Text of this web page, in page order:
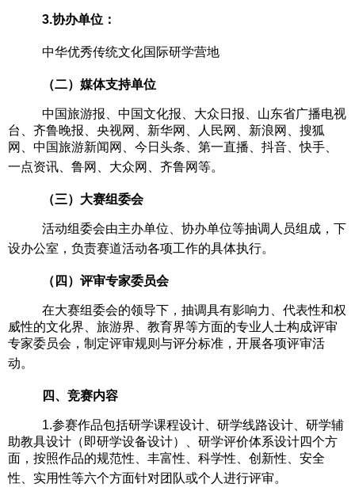
3.协办单位：
中华优秀传统文化国际研学营地
（二） 媒体支持单位
中国旅游报、中国文化报、大众日报、山东省广播电视
台、齐鲁晚报、央视网、新华网、人民网、新浪网、搜狐
网、中国旅游新闻网、今日头条、第一直播、抖音、快手、
一点资讯、鲁网、大众网、齐鲁网等。
（三）大赛组委会
活动组委会由主办单位、协办单位等抽调人员组成，下
设办公室，负责赛道活动各项工作的具体执行。
（ 四 ）评审专家委员会
在大赛组委会的领导下，抽调具有影响力、代表性和权
威性的文化界、 旅游界、 教育界等方面的专业人士构成评审
专家委员会，制定评审规则与评分标准，开展各项评审活
动。
四、竞赛内容
1.参赛作品包括研学课程设计、研学线路设计、研学辅
助教具设计（即研学设备设计）、研学评价体系设计四个方
面，按照作品的规范性、丰富性、科学性、创新性、安全
性、实用性等六个方面针对团队或个人进行评审。